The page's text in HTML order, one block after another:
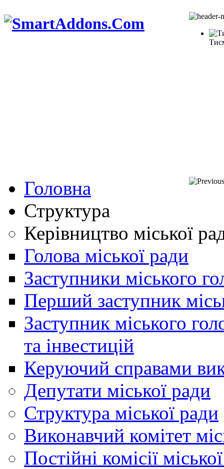
Головна
Структура
Керівництво міської
Голова міської ради
Заступники міського
Перший заступник
Заступник міського
та інвестицій
Керуючий справами
Депутати міської ради
Структура міської ради
Виконавчий комітет
Постійні комісії